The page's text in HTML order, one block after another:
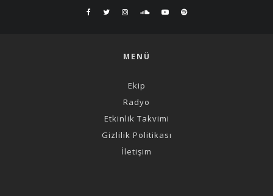
MENÜ
Ekip
Radyo
Etkinlik Takvimi
Gizlilik Politikası
İletişim